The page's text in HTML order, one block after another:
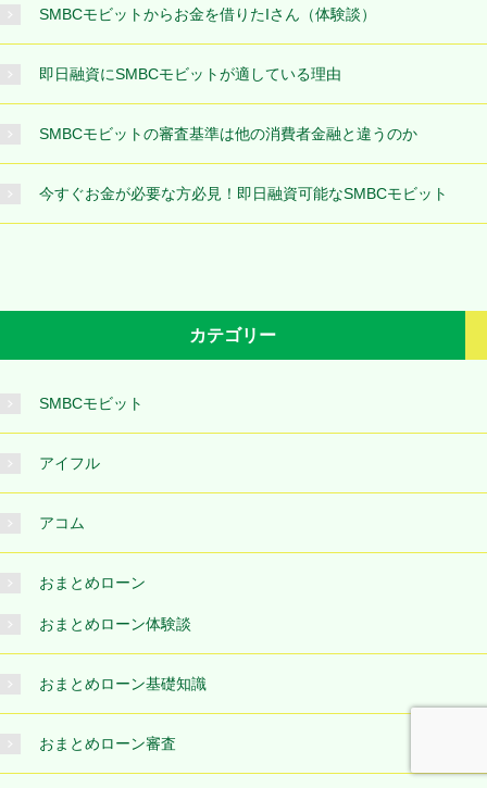
SMBCモビットからお金を借りたIさん（体験談）
即日融資にSMBCモビットが適している理由
SMBCモビットの審査基準は他の消費者金融と違うのか
今すぐお金が必要な方必見！即日融資可能なSMBCモビット
カテゴリー
SMBCモビット
アイフル
アコム
おまとめローン
おまとめローン体験談
おまとめローン基礎知識
おまとめローン審査